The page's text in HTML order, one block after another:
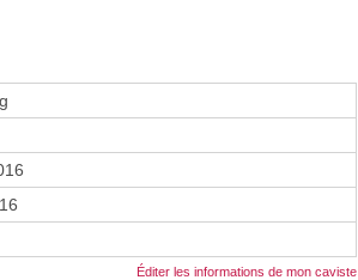
Éditer les informations de mon caviste